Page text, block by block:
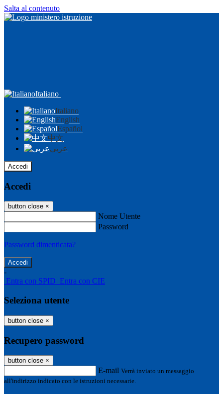
Salta al contenuto
Italiano
Italiano
English
Español
中文
عربى
Accedi
Accedi
button close ×
Nome Utente
Password
Password dimenticata?
-
Entra con SPID Entra con CIE
Seleziona utente
button close ×
Recupero password
button close ×
E-mail Verrà inviato un messaggio
all'indirizzo indicato con le istruzioni necessarie.